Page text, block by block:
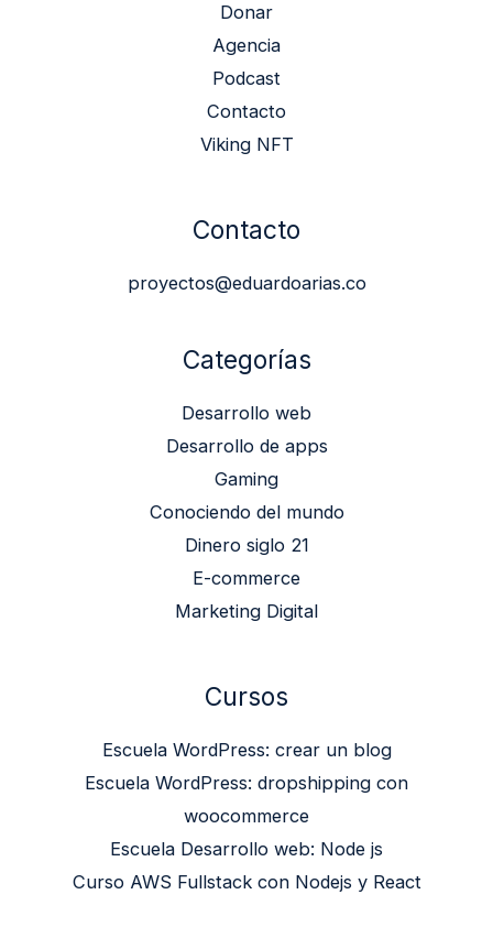
Donar
Agencia
Podcast
Contacto
Viking NFT
Contacto
proyectos@eduardoarias.co
Categorías
Desarrollo web
Desarrollo de apps
Gaming
Conociendo del mundo
Dinero siglo 21
E-commerce
Marketing Digital
Cursos
Escuela WordPress: crear un blog
Escuela WordPress: dropshipping con
woocommerce
Escuela Desarrollo web: Node js
Curso AWS Fullstack con Nodejs y React